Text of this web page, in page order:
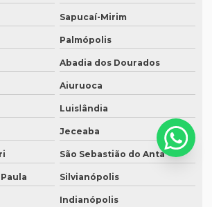
textos em alemão
textos em árabe
textos em coreano
textos em japonês
textos jurídicos
textos em mandarim
Sapucaí-Mirim
Palmópolis
Abadia dos Dourados
Aiuruoca
Luislândia
Jeceaba
São Sebastião do Anta
Silvianópolis
Indianópolis